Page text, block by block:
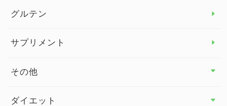
グルテン
サプリメント
その他
その他 トップ
ダイエット